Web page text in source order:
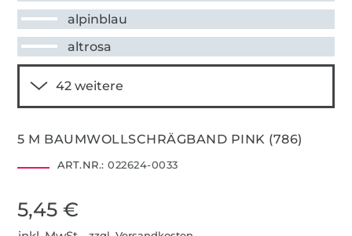
alpinblau
altrosa
5 M BAUMWOLLSCHRÄGBAND PINK (786)
ART.NR.: 022624-0033
5,45 €